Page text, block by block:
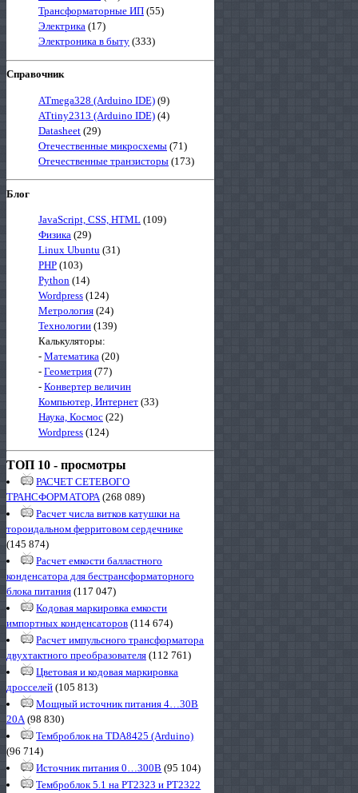
Трансформаторные ИП (55)
Электрика (17)
Электроника в быту (333)
Справочник
ATmega328 (Arduino IDE) (9)
ATtiny2313 (Arduino IDE) (4)
Datasheet (29)
Отечественные микросхемы (71)
Отечественные транзисторы (173)
Блог
JavaScript, CSS, HTML (109)
Физика (29)
Linux Ubuntu (31)
PHP (103)
Python (14)
Wordpress (124)
Метрология (24)
Технологии (139)
Калькуляторы:
- Математика (20)
- Геометрия (77)
- Конвертер величин
Компьютер, Интернет (33)
Наука, Космос (22)
Wordpress (124)
ТОП 10 - просмотры
РАСЧЕТ СЕТЕВОГО
ТРАНСФОРМАТОРА(268 089)
Расчет числа витков катушки на
тороидальном ферритовом сердечнике
(145 874)
Расчет емкости балластного
конденсатора для бестрансформаторного
блока питания (117 047)
Кодовая маркировка емкости
импортных конденсаторов (114 674)
Расчет импульсного трансформатора
двухтактного преобразователя (112 761)
Цветовая и кодовая маркировка
дросселей (105 813)
Мощный источник питания 4…30В
20А(98 830)
Темброблок на TDA8425 (Arduino)
(96 714)
Источник питания 0…300В (95 104)
Темброблок 5.1 на PT2323 и PT2322